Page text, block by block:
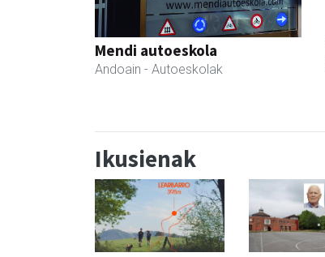
Mendi autoeskola
Andoain - Autoeskolak
Ikusienak